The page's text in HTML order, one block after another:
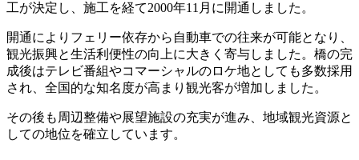
工が決定し、施工を経て2000年11月に開通しました。
開通によりフェリー依存から自動車での往来が可能となり、
観光振興と生活利便性の向上に大きく寄与しました。橋の完
成後はテレビ番組やコマーシャルのロケ地としても多数採用
され、全国的な知名度が高まり観光客が増加しました。
その後も周辺整備や展望施設の充実が進み、地域観光資源と
しての地位を確立しています。